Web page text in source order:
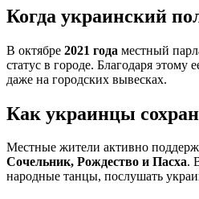
Когда украинский
В октябре 2021 года местный
статус в городе. Благодаря
даже на городских вывесках.
Как украинцы
Местные жители активно
Сочельник, Рождество и Пасха.
народные танцы, послушать